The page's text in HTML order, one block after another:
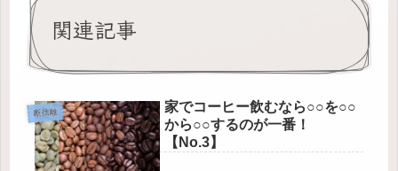
関連記事
断捨離
家でコーヒー飲むなら○○を○○
から○○するのが一番！
【No.3】